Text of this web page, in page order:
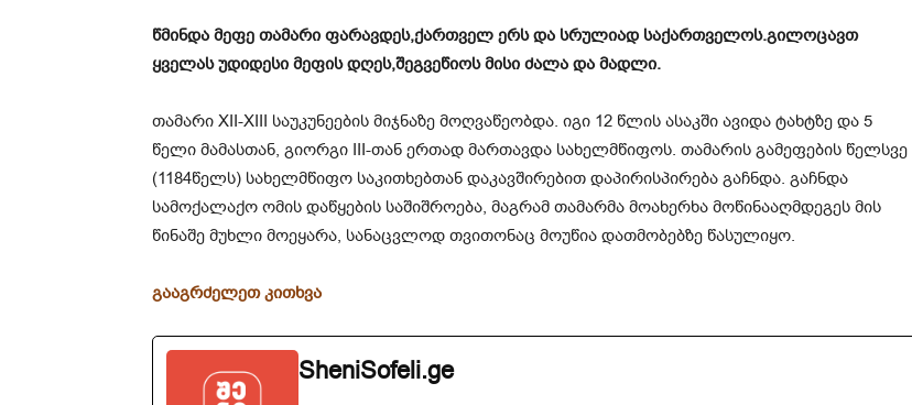
წმინდა მეფე თამარი ფარავდეს,ქართველ ერს და სრულიად საქართველოს.გილოცავთ
ყველას უდიდესი მეფის დღეს,შეგვეწიოს მისი ძალა და მადლი.
თა­მა­რი XII-XIII სა­უ­კუ­ნე­ე­ბის მიჯ­ნა­ზე მოღ­ვა­წე­ობ­და. იგი 12 წლის ასაკში ავიდა ტახტზე და 5
წელი მამასთან, გიორგი III-თან ერთად მართავდა სახელმწიფოს. თამარის გამეფების წელსვე
(1184წელს) სახელმწიფო საკითხებთან დაკავშირებით დაპირისპირება გაჩნდა. გაჩნდა
სამოქალაქო ომის დაწყების საშიშროება, მაგრამ თამარმა მოახერხა მოწინააღმდეგეს მის
წინაშე მუხლი მოეყარა, სანაცვლოდ თვითონაც მოუწია დათმობებზე წასულიყო.
გააგრძელეთ კითხვა
SheniSofeli.ge